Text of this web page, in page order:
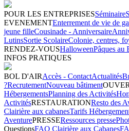
POUR LES ENTREPRISESSéminaire
EVENEMENTEnterrement de vie de
jeune filleCousinade - Anniversaire
LutinsSortie ScolaireColonie, centres,
RENDEZ-VOUSHalloweenPâques au
INFOS PRATIQUES
BOL D'AIRAccès - ContactActualités
?RecrutementNouveau bâtiment
HébergementsPlanning des Activités
ActivitésRESTAURATIONResto des
Clairière aux cabanesTarifs
AventurePRESSERessources presse
QuestionsFAQ Clairière aux Cabanes